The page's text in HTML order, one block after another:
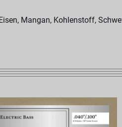
Mangan, Kohlenstoff,